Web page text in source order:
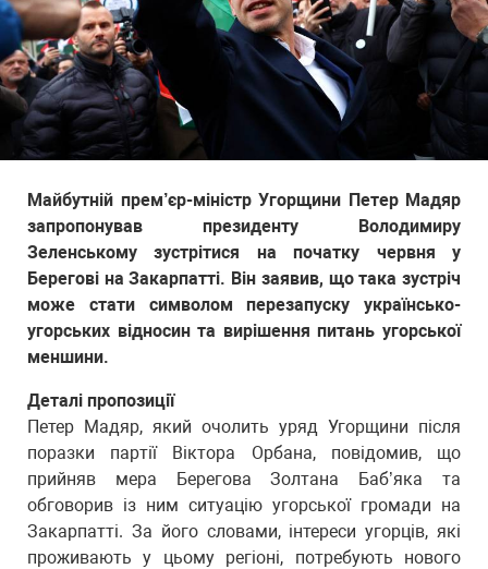
Майбутній прем’єр-міністр Угорщини Петер Мадяр
запропонував президенту Володимиру
Зеленському зустрітися на початку червня у
Берегові на Закарпатті. Він заявив, що така зустріч
може стати символом перезапуску українсько-
угорських відносин та вирішення питань угорської
меншини.
Деталі пропозиції
Петер Мадяр, який очолить уряд Угорщини після
поразки партії Віктора Орбана, повідомив, що
прийняв мера Берегова Золтана Баб’яка та
обговорив із ним ситуацію угорської громади на
Закарпатті. За його словами, інтереси угорців, які
проживають у цьому регіоні, потребують нового